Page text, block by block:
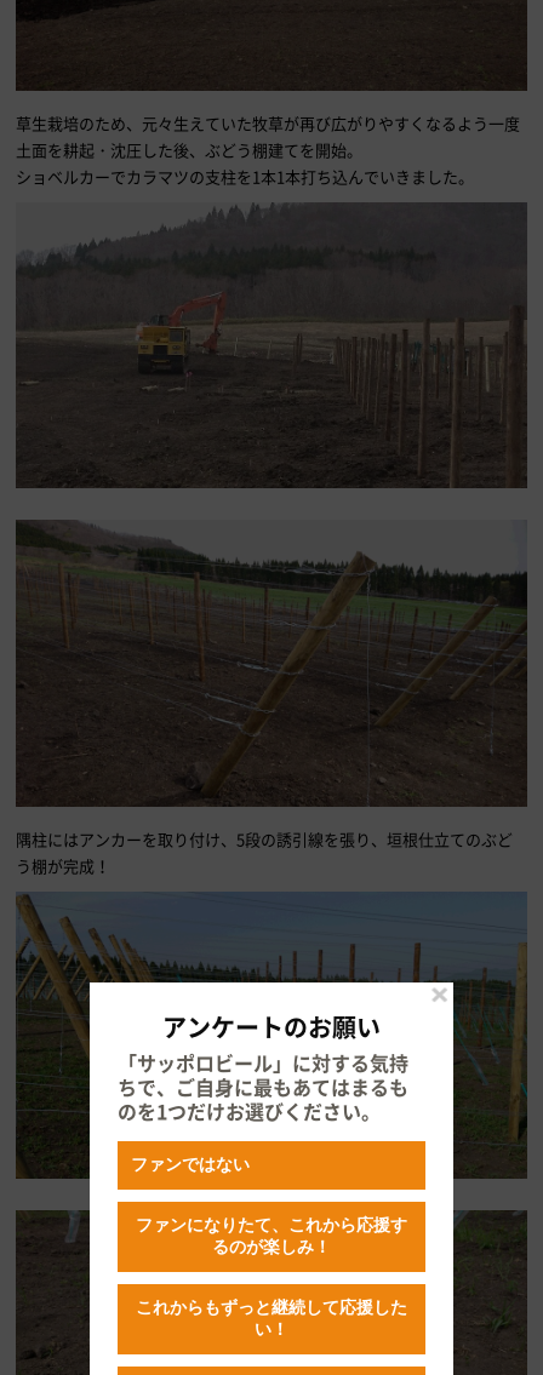
草生栽培のため、元々生えていた牧草が再び広がりやすくなるよう一度
土面を耕起・沈圧した後、ぶどう棚建てを開始。
ショベルカーでカラマツの支柱を1本1本打ち込んでいきました。
隅柱にはアンカーを取り付け、5段の誘引線を張り、垣根仕立てのぶど
う棚が完成！
アンケートのお願い
「サッポロビール」に対する気持
ちで、ご自身に最もあてはまるも
のを1つだけお選びください。
ファンではない
ファンになりたて、これから応援す
るのが楽しみ！
これからもずっと継続して応援した
い！